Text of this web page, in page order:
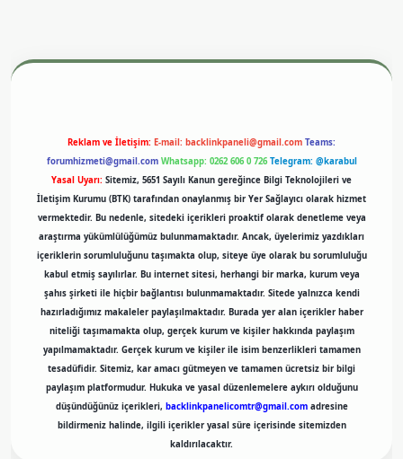
Reklam ve İletişim: E-mail: backlinkpaneli@gmail.com Teams:
forumhizmeti@gmail.com Whatsapp: 0262 606 0 726 Telegram: @karabul
Yasal Uyarı: Sitemiz, 5651 Sayılı Kanun gereğince Bilgi Teknolojileri ve
İletişim Kurumu (BTK) tarafından onaylanmış bir Yer Sağlayıcı olarak hizmet
vermektedir. Bu nedenle, sitedeki içerikleri proaktif olarak denetleme veya
araştırma yükümlülüğümüz bulunmamaktadır. Ancak, üyelerimiz yazdıkları
içeriklerin sorumluluğunu taşımakta olup, siteye üye olarak bu sorumluluğu
kabul etmiş sayılırlar. Bu internet sitesi, herhangi bir marka, kurum veya
şahıs şirketi ile hiçbir bağlantısı bulunmamaktadır. Sitede yalnızca kendi
hazırladığımız makaleler paylaşılmaktadır. Burada yer alan içerikler haber
niteliği taşımamakta olup, gerçek kurum ve kişiler hakkında paylaşım
yapılmamaktadır. Gerçek kurum ve kişiler ile isim benzerlikleri tamamen
tesadüfidir. Sitemiz, kar amacı gütmeyen ve tamamen ücretsiz bir bilgi
paylaşım platformudur. Hukuka ve yasal düzenlemelere aykırı olduğunu
düşündüğünüz içerikleri, backlinkpanelicomtr@gmail.comadresine
bildirmeniz halinde, ilgili içerikler yasal süre içerisinde sitemizden
kaldırılacaktır.